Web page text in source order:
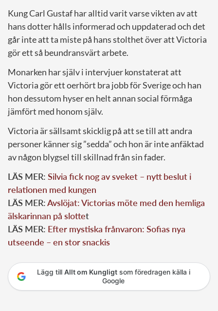
Kung Carl Gustaf har alltid varit varse vikten av att
hans dotter hålls informerad och uppdaterad och det
går inte att ta miste på hans stolthet över att Victoria
gör ett så beundransvärt arbete.
Monarken har själv i intervjuer konstaterat att
Victoria gör ett oerhört bra jobb för Sverige och han
hon dessutom hyser en helt annan social förmåga
jämfört med honom själv.
Victoria är sällsamt skicklig på att se till att andra
personer känner sig ”sedda” och hon är inte anfäktad
av någon blygsel till skillnad från sin fader.
LÄS MER: Silvia fick nog av sveket – nytt beslut i
relationen med kungen
LÄS MER:Avslöjat: Victorias möte med den hemliga
älskarinnan på slottet
LÄS MER: Efter mystiska frånvaron: Sofias nya
utseende – en stor snackis
Lägg till Allt om Kungligtsom föredragen källa i
Google